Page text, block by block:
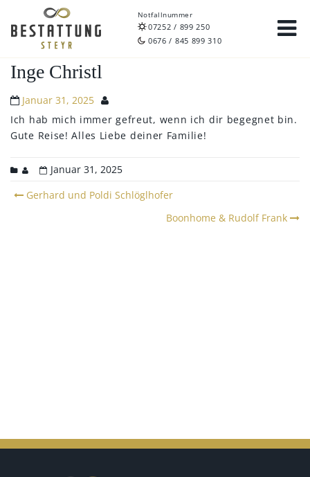
Notfallnummer
07252 / 899 250
0676 / 845 899 310
Inge Christl
Januar 31, 2025
Ich hab mich immer gefreut, wenn ich dir begegnet bin.
Gute Reise! Alles Liebe deiner Familie!
Januar 31, 2025
PostGerhard und Poldi Schlöglhofer
Boonhome & Rudolf Frank